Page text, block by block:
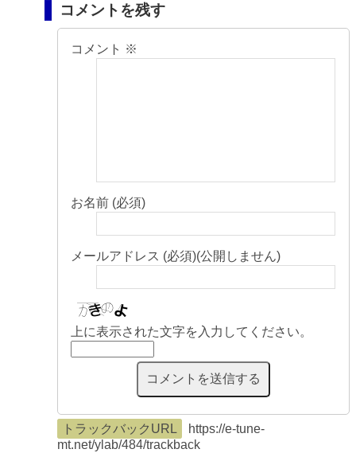
コメントを残す
コメント ※
お名前 (必須)
メールアドレス (必須)(公開しません)
上に表示された文字を入力してください。
トラックバックURL
https://e-tune-
mt.net/ylab/484/trackback